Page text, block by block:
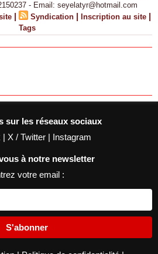
- Email: seyelatyr@hotmail.com
| Syndication | Inscription au site |
Tags
sur les réseaux sociaux
| X / Twitter | Instagram
à notre newsletter
votre email :
S'abonner